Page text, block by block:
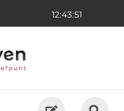
12:43:52